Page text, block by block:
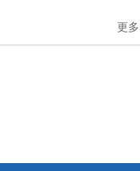
更